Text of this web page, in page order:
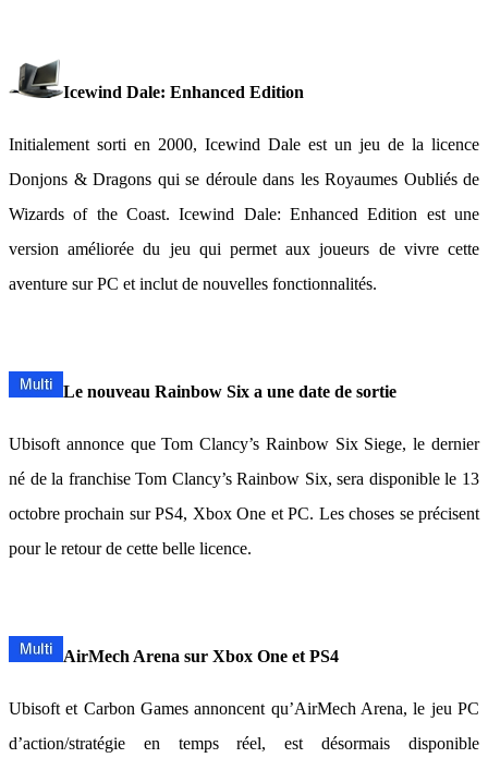
Icewind Dale: Enhanced Edition
Initialement sorti en 2000, Icewind Dale est un jeu de la licence
Donjons & Dragons qui se déroule dans les Royaumes Oubliés de
Wizards of the Coast. Icewind Dale: Enhanced Edition est une
version améliorée du jeu qui permet aux joueurs de vivre cette
aventure sur PC et inclut de nouvelles fonctionnalités.
Le nouveau Rainbow Six a une date de sortie
Ubisoft annonce que Tom Clancy’s Rainbow Six Siege, le dernier
né de la franchise Tom Clancy’s Rainbow Six, sera disponible le 13
octobre prochain sur PS4, Xbox One et PC. Les choses se précisent
pour le retour de cette belle licence.
AirMech Arena sur Xbox One et PS4
Ubisoft et Carbon Games annoncent qu’AirMech Arena, le jeu PC
d’action/stratégie en temps réel, est désormais disponible